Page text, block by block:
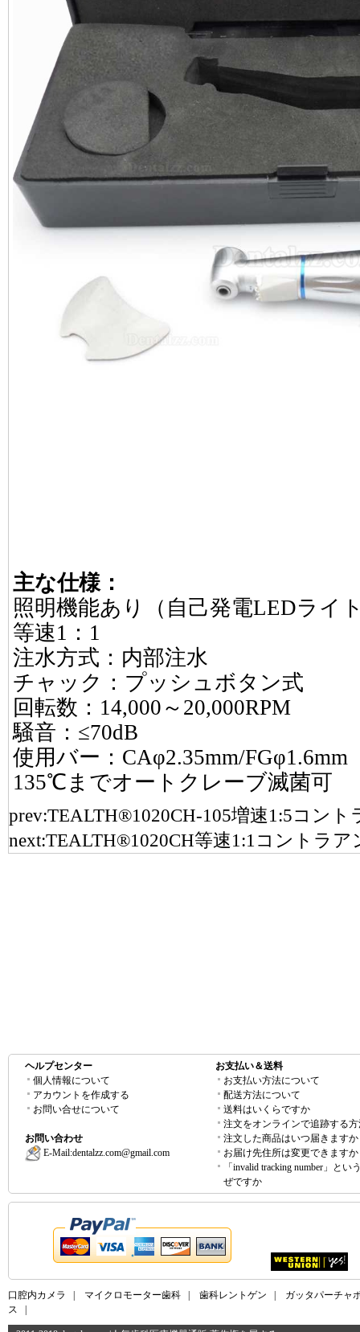
主な仕様：
照明機能あり（自己発電LEDライ
等速1：1
注水方式：内部注水
チャック：プッシュボタン式
回転数：14,000～20,000RPM
騒音：≤70dB
使用バー：CAφ2.35mm/FGφ1.6mm
135℃までオートクレーブ滅菌可
prev:TEALTH®1020CH-105増速1:5コン
next:TEALTH®1020CH等速1:1コントラ
ヘルプセンター
個人情報について
アカウントを作成する
お問い合せについて
お問い合わせ
E-Mail:dentalzz.com@gmail.com
お支払い＆送料
お支払い方法について
配送方法について
送料はいくらですか
注文をオンラインで追跡する
注文した商品はいつ届きますか
お届け先住所は変更できますか
「invalid tracking number」とい
ぜですか
口腔内カメラ マイクロモーター歯科 歯科レントゲン
ガッタパーチャ
ス